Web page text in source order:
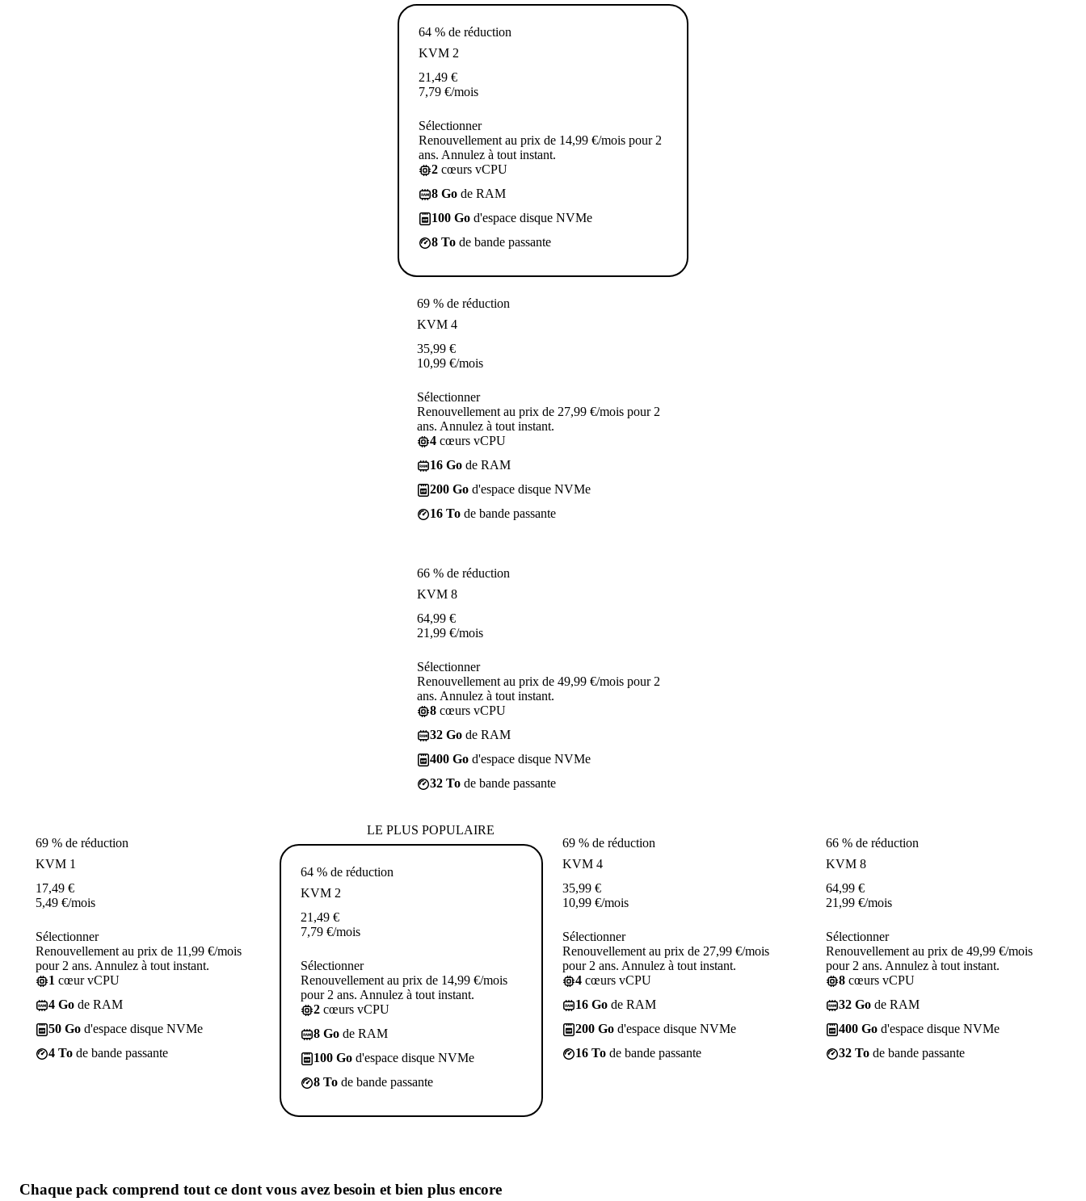
64 % de réduction
KVM 2
21,49 €
7,79 €/mois
Sélectionner
Renouvellement au prix de 14,99 €/mois pour 2
ans. Annulez à tout instant.
2 cœurs vCPU
8 Go de RAM
100 Go d'espace disque NVMe
8 To de bande passante
69 % de réduction
KVM 4
35,99 €
10,99 €/mois
Sélectionner
Renouvellement au prix de 27,99 €/mois pour 2
ans. Annulez à tout instant.
4 cœurs vCPU
16 Go de RAM
200 Go d'espace disque NVMe
16 To de bande passante
66 % de réduction
KVM 8
64,99 €
21,99 €/mois
Sélectionner
Renouvellement au prix de 49,99 €/mois pour 2
ans. Annulez à tout instant.
8 cœurs vCPU
32 Go de RAM
400 Go d'espace disque NVMe
32 To de bande passante
69 % de réduction
KVM 1
17,49 €
5,49 €/mois
Sélectionner
Renouvellement au prix de 11,99 €/mois
pour 2 ans. Annulez à tout instant.
1 cœur vCPU
4 Go de RAM
50 Go d'espace disque NVMe
4 To de bande passante
LE PLUS POPULAIRE
64 % de réduction
KVM 2
21,49 €
7,79 €/mois
Sélectionner
Renouvellement au prix de 14,99 €/mois
pour 2 ans. Annulez à tout instant.
2 cœurs vCPU
8 Go de RAM
100 Go d'espace disque NVMe
8 To de bande passante
69 % de réduction
KVM 4
35,99 €
10,99 €/mois
Sélectionner
Renouvellement au prix de 27,99 €/mois
pour 2 ans. Annulez à tout instant.
4 cœurs vCPU
16 Go de RAM
200 Go d'espace disque NVMe
16 To de bande passante
66 % de réduction
KVM 8
64,99 €
21,99 €/mois
Sélectionner
Renouvellement au prix de 49,99 €/mois
pour 2 ans. Annulez à tout instant.
8 cœurs vCPU
32 Go de RAM
400 Go d'espace disque NVMe
32 To de bande passante
Chaque pack comprend tout ce dont vous avez besoin et bien plus encore